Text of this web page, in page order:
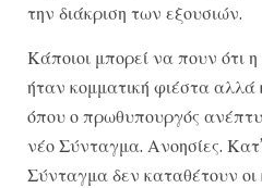
την διάκριση των εξουσιών.
Κάποιοι μπορεί να πουν ότι
ήταν κομματική φιέστα αλλά
όπου ο πρωθυπουργός
νέο Σύνταγμα. Ανοησίες.
Σύνταγμα δεν καταθέτουν οι